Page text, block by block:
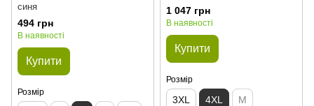
синя
494 грн
В наявності
Купити
Розмір
1 047 грн
В наявності
Купити
Розмір
3XL 4XL M